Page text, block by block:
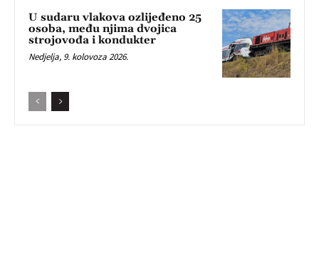
U sudaru vlakova ozlijeđeno 25
osoba, među njima dvojica
strojovođa i kondukter
Nedjelja, 9. kolovoza 2026.